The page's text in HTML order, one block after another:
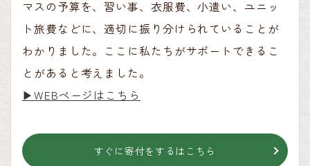
マスの予算を、習い事、衣服費、小遣い、ユニッ
ト旅費などに、適切に振り分けられていることが
わかりました。ここに私たちがサポートできるこ
とがあると考えました。
▶︎WEBページはこちら
すぐに寄付をするはこちら